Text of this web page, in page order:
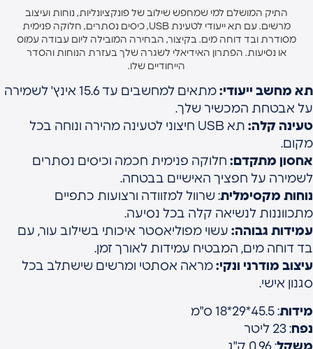
התיק המושלם למי שמחפש שילוב של פונקציונליות, נוחות ועיצוב
מרשים. עם תא ייעודי לטעינת USB, כיסים נסתרים, חלוקה פנימית
מסודרת ובד דוחה מים. בקיצור, הבחירה המובילה ליום עבודה עמוס
או נסיעות. הפתרון האידיאלי לשגרה שלך בעזרת הנוחות והסדר
הייחודיים שלו.
תא מחשב ייעודי:
מתאים למחשבים עד 15.6 אינץ' לשמירה
על אבטחת המכשיר שלך.
טעינה קלה:
תא USB חיצוני לטעינה מהירה ונוחה בכל
מקום.
אחסון מתקדם:חלוקה פנימית חכמה וכיסים נסתרים
לשמירה על חפציך האישיים בבטחה.
נוחות מקסימלית: שרוול למזוודה ורצועות כתפיים
מתכווננות לנשיאה קלה בכל נסיעה.
עמידות גבוהה:עשוי מפוליאסטר איכותי בשילוב עור, עם
בד דוחה מים, המבטיח עמידות לאורך זמן.
עיצוב מודרני ונקי:מראה אסתטי ומרשים שישתלב בכל
סגנון אישי.
מידות: 45.5*29*18 ס"מ
נפח: 23 ליטר